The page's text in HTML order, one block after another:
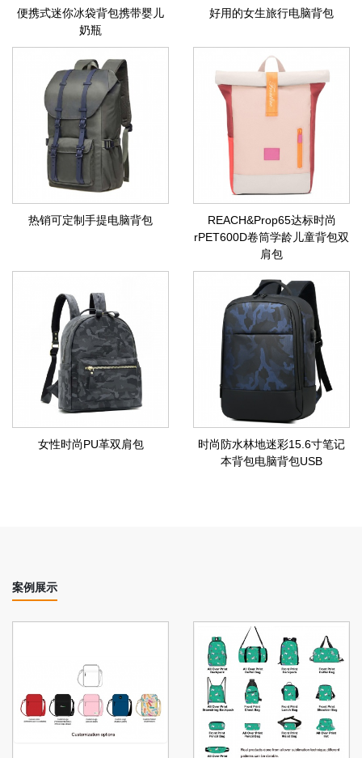
便携式迷你冰袋背包携带婴儿
奶瓶
好用的女生旅行电脑背包
热销可定制手提电脑背包
REACH&Prop65达标时尚
rPET600D卷筒学龄儿童背包双
肩包
女性时尚PU革双肩包
时尚防水林地迷彩15.6寸笔记
本背包电脑背包USB
案例展示